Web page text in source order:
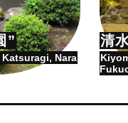
”
Nara
清